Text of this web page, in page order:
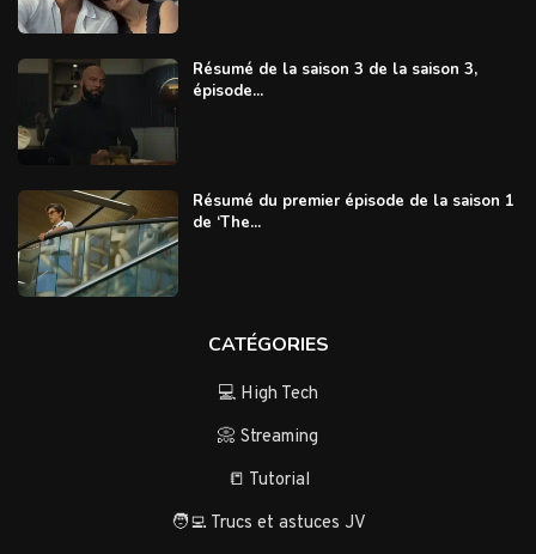
Résumé de la saison 3 de la saison 3,
épisode...
Résumé du premier épisode de la saison 1
de ‘The...
CATÉGORIES
💻 High Tech
📀 Streaming
📒 Tutorial
🧑‍💻 Trucs et astuces JV